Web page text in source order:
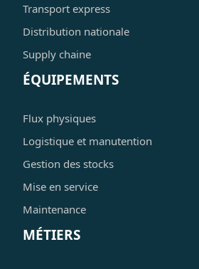
Transport express
Distribution nationale
Supply chaine
ÉQUIPEMENTS
Flux physiques
Logistique et manutention
Gestion des stocks
Mise en service
Maintenance
MÉTIERS